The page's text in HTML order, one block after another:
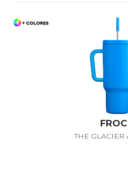
FROC
THE GLACIER